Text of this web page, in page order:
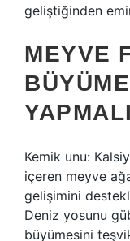
geliştiğinden
MEYVE
Kemik unu:
içeren meyve
gelişimini
Deniz yosunu
büyümesini